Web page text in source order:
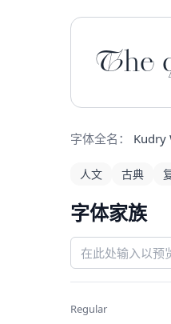
The
字体全名： Kudry
人文 古典
字体家族
Regular